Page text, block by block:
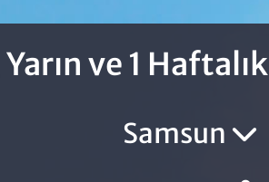
ve 1
Samsun